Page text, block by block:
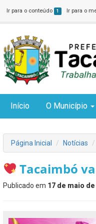
Ir para o conteúdo 1 Ir para o
Início O Município
Página Inicial Notícias
Tacaimbó
Publicado em 17 de maio de